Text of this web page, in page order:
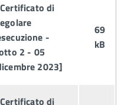
di
-
2 - 05
2023]
69
kB
di